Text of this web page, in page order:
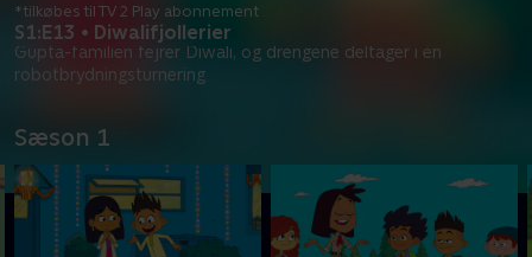
S1:E13 • Diwalifjollerier
Gupta-familien fejrer Diwali, og drengene deltager i en
robotbrydningsturnering
*tilkøbes til TV 2 Play abonnement
Sæson 1